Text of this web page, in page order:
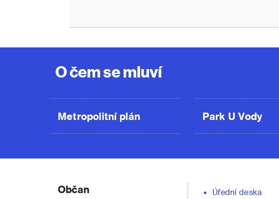
O čem se mluví
Metropolitní plán Park U Vody
Občan
Úřední deska